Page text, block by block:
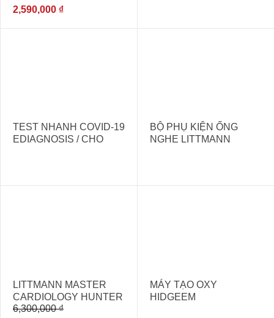
THĂM KHÁM ĐA KHOA
2,590,000 ₫
TEST NHANH COVID-19
EDIAGNOSIS / CHO
BỘ PHỤ KIỆN ỐNG
NGHE LITTMANN
LITTMANN MASTER
CARDIOLOGY HUNTER
GREEN
6,300,000₫
MÁY TẠO OXY
HIDGEEM